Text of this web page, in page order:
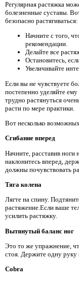
Регулярная растяжка
болезненные суставы.
безопасно растягиваться:
Начните с того,
рекомендации.
Делайте все
Остановитесь,
Увеличивайте
Если вы не чувствуете
постепенно уделяйте
трудно растянуться
расти по мере практики.
Вот несколько
Сгибание вперед
Начните, расставив ноги
наклонитесь вперед,
должны почувствовать
Тяга колена
Лягте на спину.
растяжение.Если ваше
усилить растяжку.
Вытянутый баланс ног
Это то же упражнение,
стоя. Держите одну
Cobra